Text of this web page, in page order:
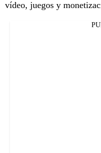
vídeo, juegos y